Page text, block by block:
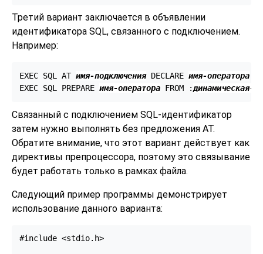
Третий вариант заключается в объявлении
идентификатора SQL, связанного с подключением.
Например:
EXEC SQL AT имя-подключения DECLARE имя-оператора
EXEC SQL PREPARE имя-оператора FROM :динамическая-
Связанный с подключением SQL-идентификатор
затем нужно выполнять без предложения AT.
Обратите внимание, что этот вариант действует как
директивы препроцессора, поэтому это связывание
будет работать только в рамках файла.
Следующий пример программы демонстрирует
использование данного варианта:
#include <stdio.h>